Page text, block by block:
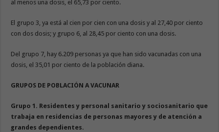
al menos una dosis, el 65,73 por ciento.
El grupo 3, ya está al cien por cien con una dosis y al 27,40 por ciento
con dos dosis; y grupo 6, al 28,45 por ciento con una dosis.
Del grupo 7, hay 6.209 personas ya que han sido vacunadas con una
dosis, el 35,01 por ciento de la población diana.
GRUPOS DE POBLACIÓN A VACUNAR
Grupo 1. Residentes y personal sanitario y sociosanitario que
trabaja en residencias de personas mayores y de atención a
grandes dependientes.